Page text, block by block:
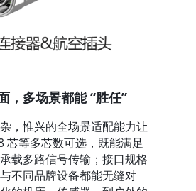
，多场景都能 “胜任”
，惟兴的全场景适配能力让
芯等多芯数可选，既能满足
载多路信号传输；接口规格
不同品牌设备都能无缝对